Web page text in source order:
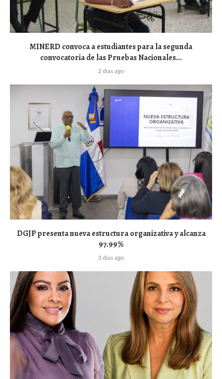
MINERD convoca a estudiantes para la segunda
convocatoria de las Pruebas Nacionales...
2 días ago
DGJP presenta nueva estructura organizativa y alcanza
97.99%
3 días ago